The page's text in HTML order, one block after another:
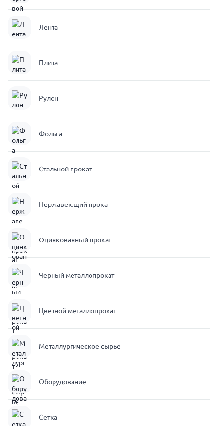
Лента
Плита
Рулон
Фольга
Стальной прокат
Нержавеющий прокат
Оцинкованный прокат
Черный металлопрокат
Цветной металлопрокат
Металлургическое сырье
Оборудование
Сетка